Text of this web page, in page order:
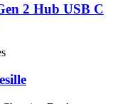
2 Hub USB C